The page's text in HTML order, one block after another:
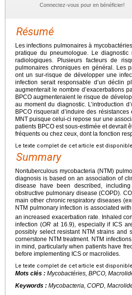
Connectez-vous pour en bénéficier!
Résumé
Les infections pulmonaires à
pratique du pneumologue. Le
radiologiques. Plusieurs facteurs de
pulmonaires chroniques en général. Les
ont un sur-risque de développer une
infection serait responsable d’un déclin
augmenterait le nombre d’exacerbations
BPCO augmenteraient le risque de
au moment du diagnostic. L’introduction
BPCO risquerait d’induire des
MNT puisque celui-ci repose sur une
patients BPCO est sous-estimée et devrait
fréquents ou chez ceux, dont la fonction
Le texte complet de cet article est
Summary
Nontuberculous mycobacteria (NTM)
diagnosis is based on an association of
disease have been described,
obstructive pulmonary disease (COPD).
main other chronic respiratory diseases
NTM pulmonary infection is associated
an increased exacerbation rate. Inhaled
infection (ORat 16.9), especially if ICS
possibly select resistant NTM strains and
cornerstone NTM treatment. NTM
in mind, particularly when patients have
before implementing ICS or macrolides.
Le texte complet de cet article est
Mots clés : Mycobactéries, BPCO,
Keywords : Mycobacteria, COPD,